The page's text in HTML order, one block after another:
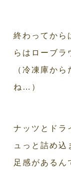
終わってから
らはローブラ
（冷凍庫か
ね…）
ナッツとドラ
ュっと詰め込
足感があるん